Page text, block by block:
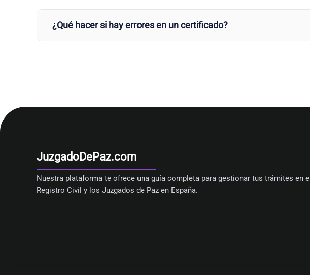
¿Qué hacer si hay errores en un certificado?
JuzgadoDePaz.com
Nuestra plataforma te ofrece una guía completa para gestionar tus trámites en el
Registro Civil y los Juzgados de Paz en España.